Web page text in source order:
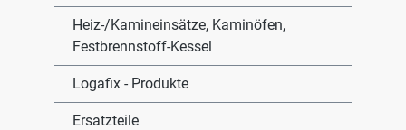
Heiz-/Kamineinsätze, Kaminöfen,
Festbrennstoff-Kessel
Logafix - Produkte
Ersatzteile